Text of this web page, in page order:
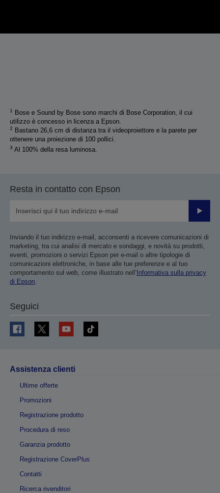
1
Bose e Sound by Bose sono marchi di Bose Corporation, il cui
utilizzo è concesso in licenza a Epson.
2 Bastano 26,6 cm di distanza tra il videoproiettore e la parete per
ottenere una proiezione di 100 pollici.
3 Al 100% della resa luminosa.
Resta in contatto con Epson
Invia
Inviando il tuo indirizzo e-mail, acconsenti a ricevere comunicazioni di
marketing, tra cui analisi di mercato e sondaggi, e novità su prodotti,
eventi, promozioni o servizi Epson per e-mail o altre tipologie di
comunicazioni elettroniche, in base alle tue preferenze e al tuo
comportamento sul web, come illustrato nell’Informativa sulla privacy
di Epson
Seguici
Assistenza clienti
Ultime offerte
Promozioni
Registrazione prodotto
Procedura di reso
Garanzia prodotto
Registrazione CoverPlus
Contatti
Ricerca rivenditori